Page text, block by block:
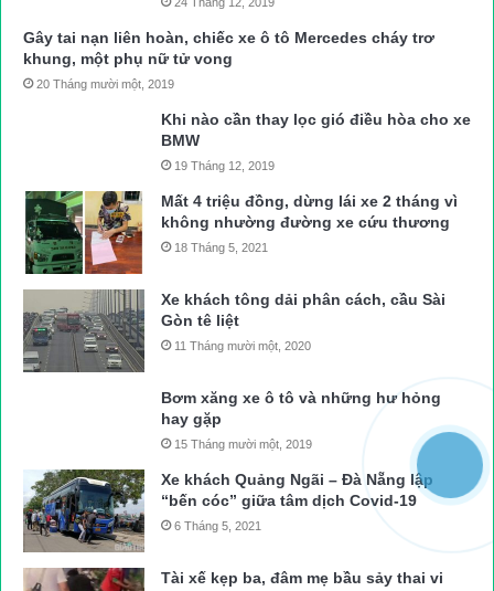
Gây tai nạn liên hoàn, chiếc xe ô tô Mercedes cháy trơ
khung, một phụ nữ tử vong
20 Tháng mười một, 2019
Khi nào cần thay lọc gió điều hòa cho xe
BMW
19 Tháng 12, 2019
Mất 4 triệu đồng, dừng lái xe 2 tháng vì
không nhường đường xe cứu thương
18 Tháng 5, 2021
Xe khách tông dải phân cách, cầu Sài
Gòn tê liệt
11 Tháng mười một, 2020
Bơm xăng xe ô tô và những hư hỏng
hay gặp
15 Tháng mười một, 2019
Xe khách Quảng Ngãi – Đà Nẵng lập
“bến cóc” giữa tâm dịch Covid-19
6 Tháng 5, 2021
Tài xế kẹp ba, đâm mẹ bầu sảy thai vi